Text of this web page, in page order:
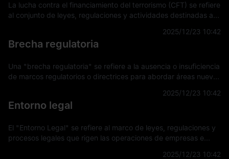
La lucha contra el financiamiento del terrorismo (CFT) se refiere
al conjunto de leyes, regulaciones y actividades destinadas a
2025/12/23 10:42
Brecha regulatoria
Una "brecha regulatoria" se refiere a la ausencia o insuficiencia
de marcos regulatorios o directrices para abordar áreas nuevas
2025/12/23 10:42
Entorno legal
El "Entorno Legal" se refiere al marco de leyes, regulaciones y
procesos legales que rigen las operaciones de empresas e
2025/12/23 10:42